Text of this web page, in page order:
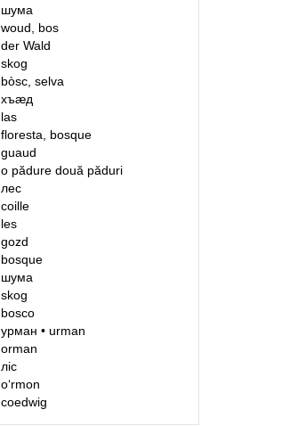
шума
woud, bos
der Wald
skog
bòsc, selva
хъӕд
las
floresta, bosque
guaud
o păduredouă păduri
лес
coille
les
gozd
bosque
шума
skog
bosco
урман• urman
orman
ліс
oʻrmon
coedwig